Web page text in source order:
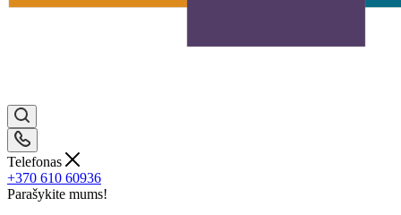
Telefonas
+370 610 60936
Parašykite mums!